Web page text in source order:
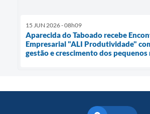
15 JUN 2026 - 08h09
Aparecida do Taboado recebe
Empresarial "ALI Produtividade"
gestão e crescimento dos pequenos